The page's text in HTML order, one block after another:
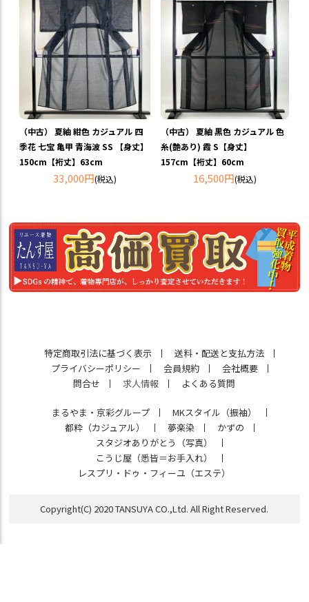
（中古） 夏紬 紺色 カジュアル 四
季花 七宝 亀甲 青海波 SS 【身丈】
150cm【裄丈】63cm
33,000円(税込)
（中古） 夏紬 黒色 カジュアル 色
糸(艶あり) 霞 S【身丈】
157cm【裄丈】60cm
16,500円(税込)
特定商取引法に基づく表示
送料・配送と支払方法
プライバシーポリシー
会員規約
会社概要
問合せ
求人情報 よくある質問
まるやま・京彩グループ
MKスタイル（振袖）
都粋（カジュアル）
夢楽染
かずの
スタジオありがとう（写真）
こうじ屋（悉皆＝お手入れ）
レスプリ・ドゥ・フィーユ（エステ）
Copyright(C) 2020 TANSUYA CO.,Ltd. All Right Reserved.